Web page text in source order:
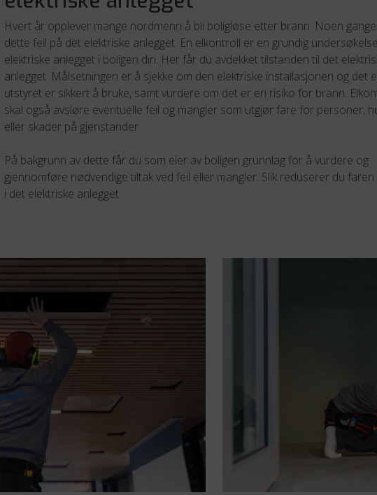
Hvert år opplever mange nordmenn å bli boligløse etter brann. Noen
dette feil på det elektriske anlegget. En elkontroll er en grundig
elektriske anlegget i boligen din. Her får du avdekket tilstanden til det
anlegget. Målsetningen er å sjekke om den elektriske installasjonen og det
utstyret er sikkert å bruke, samt vurdere om det er en risiko for brann.
skal også avsløre eventuelle feil og mangler som utgjør fare for personer,
eller skader på gjenstander.
På bakgrunn av dette får du som eier av boligen grunnlag for å vurdere og
gjennomføre nødvendige tiltak ved feil eller mangler. Slik reduserer du
i det elektriske anlegget.